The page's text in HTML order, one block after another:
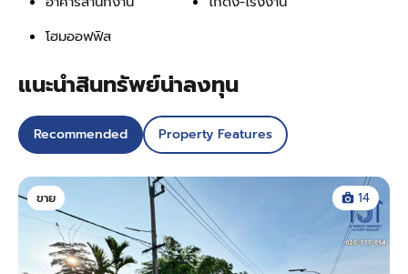
โฮมออฟฟิส
แนะนำสินทรัพย์น่าลงทุน
Recommended Property Features
ขาย 14